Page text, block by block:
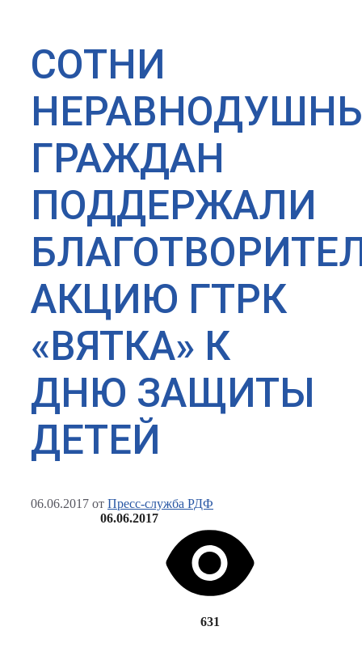
СОТНИ
ГРАЖДАН
ПОДДЕРЖАЛИ
АКЦИЮ ГТРК
«ВЯТКА» К
ДНЮ ЗАЩИТЫ
ДЕТЕЙ
06.06.2017 от Пресс-служба РДФ
06.06.2017
631